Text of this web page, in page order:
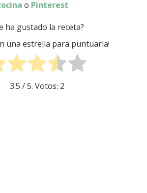
o Pinterest
ha gustado la receta?
una estrella para puntuarla!
3.5 / 5. Votos: 2